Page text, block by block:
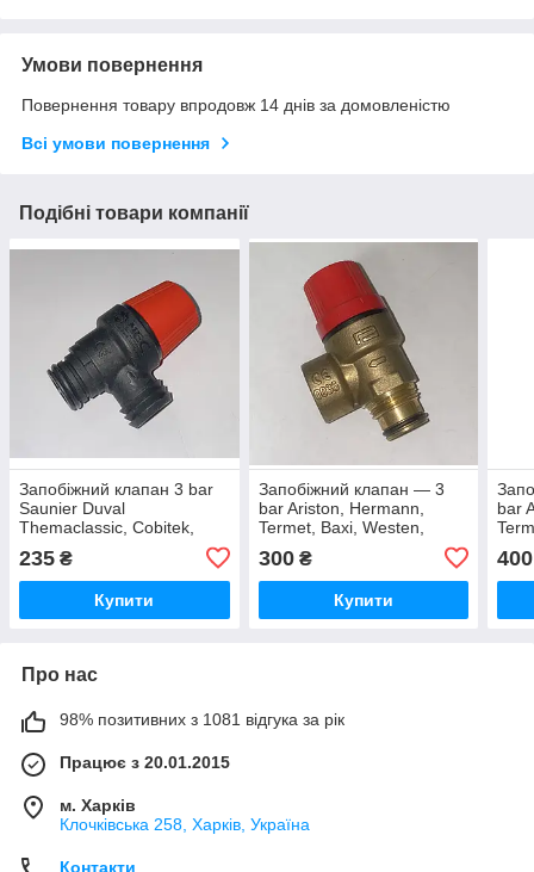
Умови повернення
Повернення товару впродовж 14 днів за домовленістю
Всі умови повернення
Подібні товари компанії
Запобіжний клапан 3 bar
Saunier Duval
Themaclassic, Cobitek,
Isofast, Semia, Thematek
235 ₴
Купити
Запобіжний клапан — 3
bar Ariston, Hermann,
Termet, Baxi, Westen,
300₴
Купити
bar
400
Про нас
98% позитивних з 1081 відгука за рік
Працює з 20.01.2015
м. Харків
Клочкiвська 258, Харків, Україна
Контакти